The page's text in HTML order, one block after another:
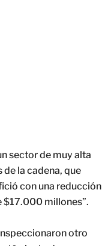
sector de muy alta
la cadena, que
con una reducción
$17.000 millones”.
otro